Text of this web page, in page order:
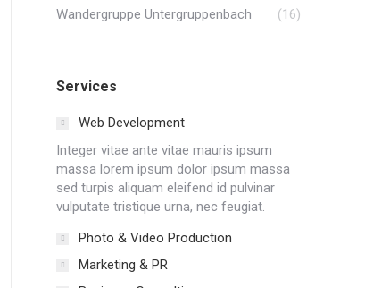
Wandergruppe Untergruppenbach
(16)
Services
Web Development
Integer vitae ante vitae mauris ipsum
massa lorem ipsum dolor ipsum massa
sed turpis aliquam eleifend id pulvinar
vulputate tristique urna, nec feugiat.
Photo & Video Production
Marketing & PR